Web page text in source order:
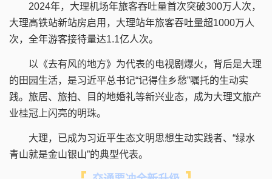
2024年，大理机场年旅客吞吐量首次突破300万人次，
大理高铁站新站房启用，大理站年旅客吞吐量超1000万人
次，全年游客接待量达1.1亿人次‌‌。
以《去有风的地方》为代表的电视剧爆火，背后是大理
的田园生活，是习近平总书记“记得住乡愁”嘱托的生动实
践。旅居、旅拍、目的地婚礼等新兴业态，成为大理文旅产
业桂冠上闪亮的明珠。
大理，已成为习近平生态文明思想生动实践者、“绿水
青山就是金山银山”的典型代表。